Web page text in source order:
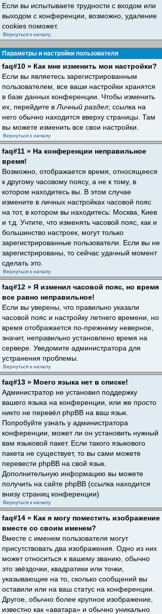
Если вы испытываете трудности с входом или
выходом с конференции, возможно, удаление
cookies поможет.
Вернуться к началу
Параметры и настройки пользователя
faq#10 » Как мне изменить мои настройки?
Если вы являетесь зарегистрированным
пользователем, все ваши настройки хранятся
в базе данных конференции. Чтобы изменить
их, перейдите в Личный раздел; ссылка на
него обычно находится вверху страницы. Там
вы можете изменить все свои настройки.
Вернуться к началу
faq#11 » На конференции неправильное
время!
Возможно, отображается время, относящееся
к другому часовому поясу, а не к тому, в
котором находитесь вы. В этом случае
измените в личных настройках часовой пояс
на тот, в котором вы находитесь: Москва, Киев
и т.д. Учтите, что изменять часовой пояс, как и
большинство настроек, могут только
зарегистрированные пользователи. Если вы не
зарегистрированы, то сейчас удачный момент
сделать это.
Вернуться к началу
faq#12 » Я изменил часовой пояс, но время
все равно неправильное!
Если вы уверены, что правильно указали
часовой пояс и настройку летнего времени, но
время отображается по-прежнему неверное,
значит, неправильно установлено время на
сервере. Уведомите администратора для
устранения проблемы.
Вернуться к началу
faq#13 » Моего языка нет в списке!
Администратор не установил поддержку
вашего языка на конференции, или же просто
никто не перевёл phpBB на ваш язык.
Попробуйте узнать у администратора
конференции, может ли он установить нужный
вам языковой пакет. Если такого языкового
пакета не существует, то вы сами можете
перевести phpBB на свой язык.
Дополнительную информацию вы можете
получить на сайте phpBB (ссылка находится
внизу страниц конференции)
Вернуться к началу
faq#14 » Как я могу поместить изображение
вместе со своим именем?
Вместе с именем пользователя могут
присутствовать два изображения. Одно из них
может относиться к вашему званию, обычно
это звёздочки, квадратики или точки,
указывающие на то, сколько сообщений вы
оставили или на ваш статус на конференции.
Другое, обычно более крупное изображение,
известно как «аватара» и обычно уникально